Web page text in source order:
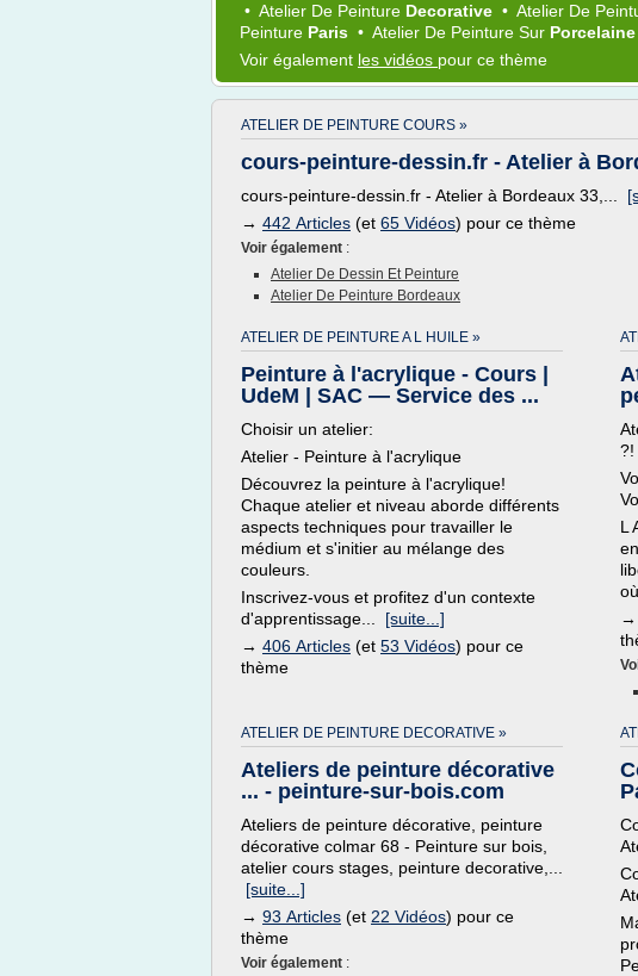
• Atelier De Peinture Decorative • Atelier De
Peinture Paris • Atelier De Peinture Sur Porcelaine
Voir également les vidéos pour ce thème
ATELIER DE PEINTURE COURS »
cours-peinture-dessin.fr - Atelier à
cours-peinture-dessin.fr - Atelier à Bordeaux 33,...
→ 442 Articles (et 65 Vidéos) pour ce thème
Voir également :
Atelier De Dessin Et Peinture
Atelier De Peinture Bordeaux
ATELIER DE PEINTURE A L HUILE »
Peinture à l'acrylique - Cours |
UdeM | SAC — Service des ...
Choisir un atelier:
Atelier - Peinture à l'acrylique
Découvrez la peinture à l'acrylique!
Chaque atelier et niveau aborde différents
aspects techniques pour travailler le
médium et s'initier au mélange des
couleurs.
Inscrivez-vous et profitez d'un contexte
d'apprentissage... [suite...]
→ 406 Articles (et 53 Vidéos) pour ce
thème
?!
L
→
ATELIER DE PEINTURE DECORATIVE »
Ateliers de peinture décorative
... - peinture-sur-bois.com
Ateliers de peinture décorative, peinture
décorative colmar 68 - Peinture sur bois,
atelier cours stages, peinture decorative,...
[suite...]
→ 93 Articles (et 22 Vidéos) pour ce
thème
Voir également :